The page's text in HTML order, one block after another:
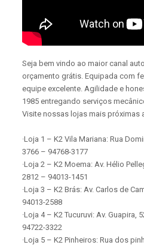
Seja bem vindo ao maior canal
orçamento grátis. Equipada com
equipe excelente. Agilidade e
1985 entregando serviços
Visite nossas lojas mais próximas
·Loja 1 – K2 Vila Mariana: Rua
3766 – 94768-3177
·Loja 2 – K2 Moema: Av. Hélio
2812 – 94013-1451
·Loja 3 – K2 Brás: Av. Carlos de
94013-2588
·Loja 4 – K2 Tucuruvi: Av. Guapira,
94722-3322
·Loja 5 – K2 Pinheiros: Rua dos